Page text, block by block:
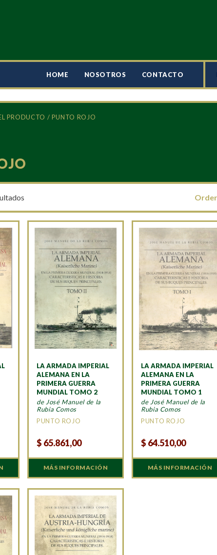
HOME NOSOTROS CONTACTO
PRODUCTO / PUNTO ROJO
LA ARMADA IMPERIAL
ALEMANA EN LA
PRIMERA GUERRA
MUNDIAL TOMO 2
de José Manuel de la
Rubia Comos
PUNTO ROJO
$ 65.861,00
MÁS INFORMACIÓN
LA ARMADA IMPERIAL
ALEMANA EN LA
PRIMERA GUERRA
MUNDIAL TOMO 1
de José Manuel de la
Rubia Comos
PUNTO ROJO
$ 64.510,00
MÁS INFORMACIÓN